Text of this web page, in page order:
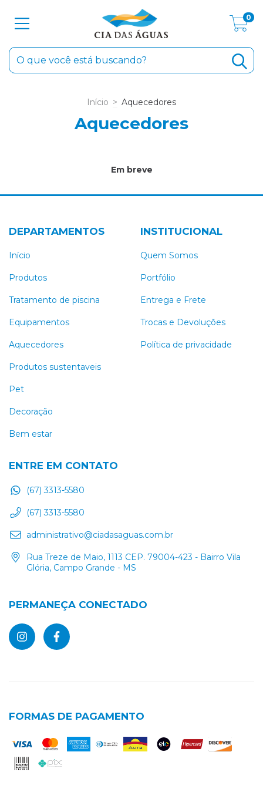
0
Início > Aquecedores
Aquecedores
Em breve
DEPARTAMENTOS
Início
Produtos
Tratamento de piscina
Equipamentos
Aquecedores
Produtos sustentaveis
Pet
Decoração
Bem estar
INSTITUCIONAL
Quem Somos
Portfólio
Entrega e Frete
Trocas e Devoluções
Política de privacidade
ENTRE EM CONTATO
(67) 3313-5580
(67) 3313-5580
administrativo@ciadasaguas.com.br
Rua Treze de Maio, 1113 CEP. 79004-423 - Bairro Vila
Glória, Campo Grande - MS
PERMANEÇA CONECTADO
FORMAS DE PAGAMENTO